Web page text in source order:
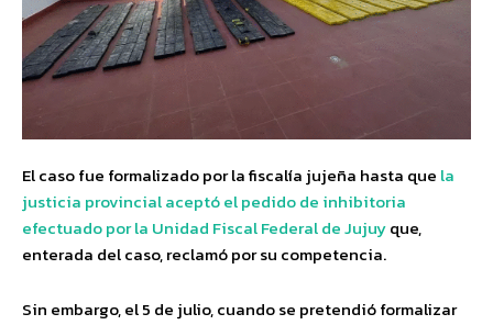
El caso fue formalizado por la fiscalía jujeña hasta que la
justicia provincial aceptó el pedido de inhibitoria
efectuado por la Unidad Fiscal Federal de Jujuyque,
enterada del caso, reclamó por su competencia.
Sin embargo, el 5 de julio, cuando se pretendió formalizar